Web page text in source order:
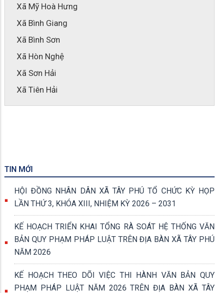
Xã Mỹ Hoà Hưng
Xã Bình Giang
Xã Bình Sơn
Xã Hòn Nghệ
Xã Sơn Hải
Xã Tiên Hải
TIN MỚI
HỘI ĐỒNG NHÂN DÂN XÃ TÂY PHÚ TỔ CHỨC KỲ HỌP
LẦN THỨ 3, KHÓA XIII, NHIỆM KỲ 2026 – 2031
KẾ HOẠCH TRIỂN KHAI TỔNG RÀ SOÁT HỆ THỐNG VĂN
BẢN QUY PHẠM PHÁP LUẬT TRÊN ĐỊA BÀN XÃ TÂY PHÚ
NĂM 2026
KẾ HOẠCH THEO DÕI VIỆC THI HÀNH VĂN BẢN QUY
PHẠM PHÁP LUẬT NĂM 2026 TRÊN ĐỊA BÀN XÃ TÂY